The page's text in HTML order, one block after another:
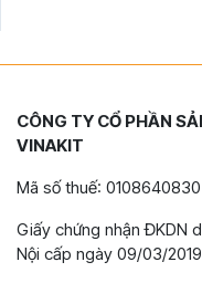
CÔNG TY CỔ PHẦN
VINAKIT
Mã số thuế: 0108640830
Giấy chứng nhận ĐKDN
Nội cấp ngày 09/03/2019